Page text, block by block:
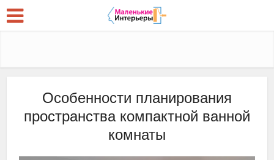
Особенности планирования
пространства компактной ванной
комнаты